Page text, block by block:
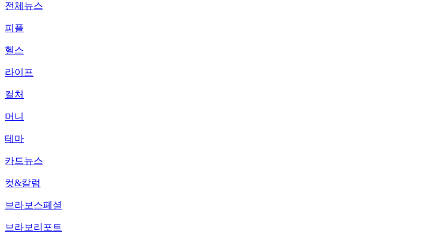
전체뉴스
피플
헬스
라이프
컬처
머니
테마
카드뉴스
컷&칼럼
브라보스페셜
브라보리포트